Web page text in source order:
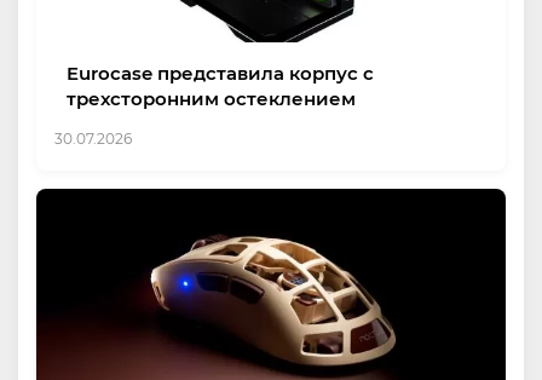
Eurocase представила корпус с
трехсторонним остеклением
30.07.2026